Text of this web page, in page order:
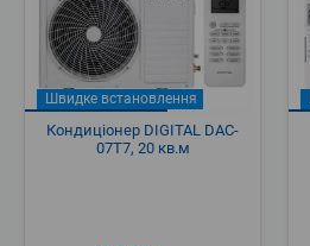
Швидке встановлення
Кондиціонер DIGITAL DAC-
07T7, 20 кв.м